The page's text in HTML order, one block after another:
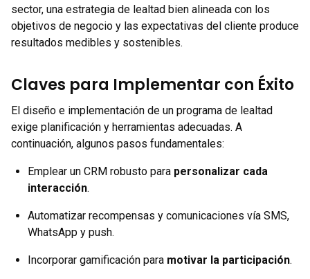
sector, una estrategia de lealtad bien alineada con los
objetivos de negocio y las expectativas del cliente produce
resultados medibles y sostenibles.
Claves para Implementar con Éxito
El diseño e implementación de un programa de lealtad
exige planificación y herramientas adecuadas. A
continuación, algunos pasos fundamentales:
Emplear un CRM robusto para personalizar cada
interacción.
Automatizar recompensas y comunicaciones vía SMS,
WhatsApp y push.
Incorporar gamificación para motivar la participación.